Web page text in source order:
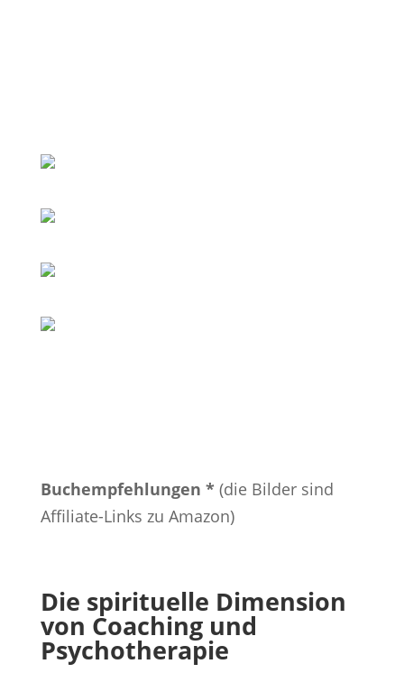
Buchempfehlungen * (die Bilder sind
Affiliate-Links zu Amazon)
Die spirituelle Dimension
von Coaching und
Psychotherapie